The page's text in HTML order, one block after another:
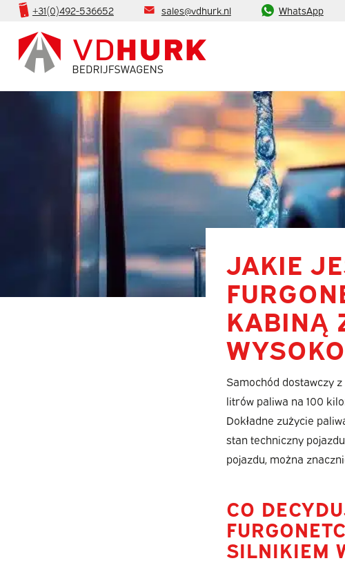
+31(0)492-536652 sales@vdhurk.nl WhatsApp
JAKIE
KABINĄ
Samochód dostawczy
litrów paliwa na 100
Dokładne zużycie
stan techniczny
pojazdu, można
CO
SILNIKIEM